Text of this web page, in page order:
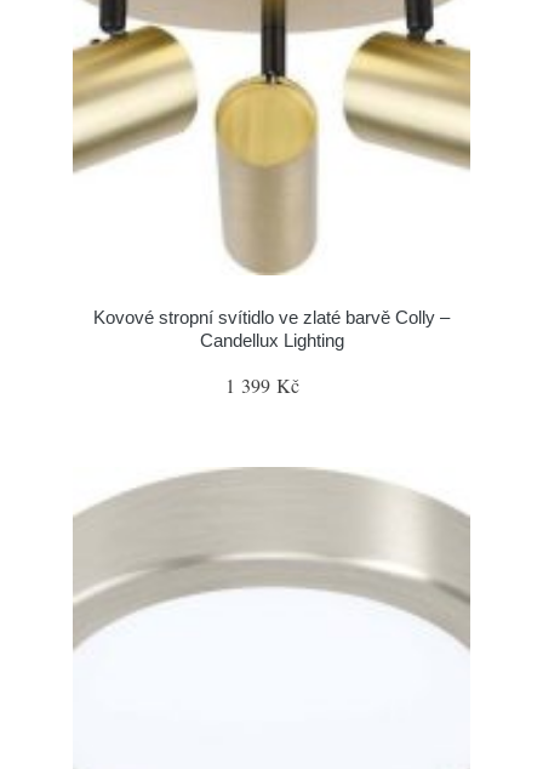
Kovové stropní svítidlo ve zlaté barvě Colly –
Candellux Lighting
1 399 Kč